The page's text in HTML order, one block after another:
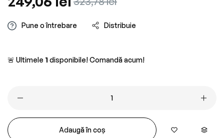
obișnuit
redus
Pune o întrebare Distribuie
🚨 Ultimele 1 disponibile! Comandă acum!
Adaugă în coș